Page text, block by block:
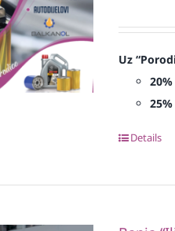
Uz
Details